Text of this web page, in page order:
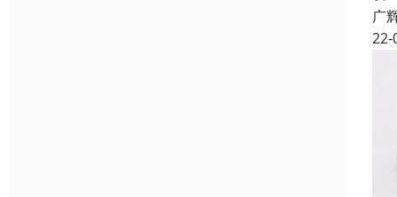
广
22-